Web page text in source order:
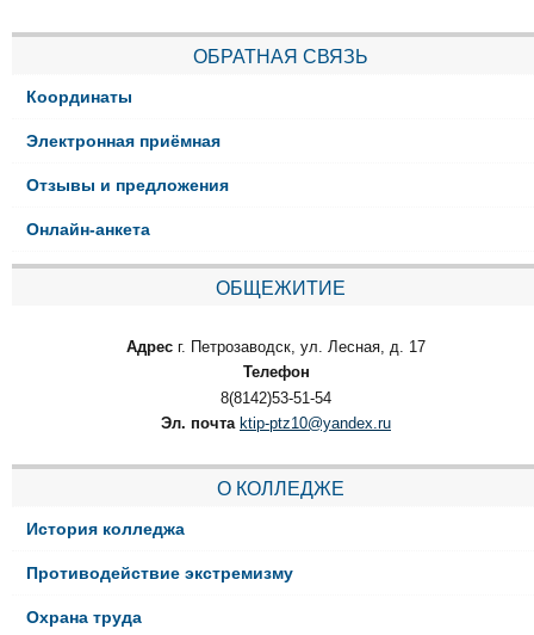
ОБРАТНАЯ СВЯЗЬ
Координаты
Электронная приёмная
Отзывы и предложения
Онлайн-анкета
ОБЩЕЖИТИЕ
Адрес г. Петрозаводск, ул. Лесная, д. 17
Телефон
8(8142)53-51-54
Эл. почта ktip-ptz10@yandex.ru
О КОЛЛЕДЖЕ
История колледжа
Противодействие экстремизму
Охрана труда